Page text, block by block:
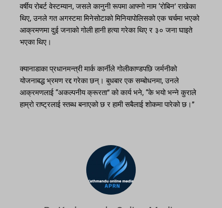
वर्षीय रोबर्ट वेस्टम्यान, जसले कानुनी रूपमा आफ्नो नाम ‘रोबिन’ राखेका
थिए, उनले गत अगस्टमा मिनेसोटाको मिनियापोलिसको एक चर्चमा भएको
आक्रमणमा दुई जनाको गोली हानी हत्या गरेका थिए र ३० जना घाइते
भएका थिए।
क्यानाडाका प्रधानमन्त्री मार्क कार्नीले गोलीकाण्डपछि जर्मनीको
योजनाबद्ध भ्रमण रद्द गरेका छन्। बुधबार एक सम्बोधनमा, उनले
आक्रमणलाई “अकल्पनीय क्रूरता” को कार्य भने, “के भयो भन्ने कुराले
हाम्रो राष्ट्रलाई स्तब्ध बनाएको छ र हामी सबैलाई शोकमा पारेको छ।”